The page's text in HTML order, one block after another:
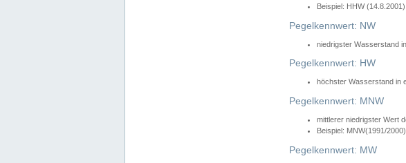
Beispiel: HHW
Pegelkennwert: NW
niedrigster Wasserstand
Pegelkennwert: HW
höchster Wasserstand in
Pegelkennwert: MNW
mittlerer niedrigster Wert
Beispiel: MNW(1991/
Pegelkennwert: MW